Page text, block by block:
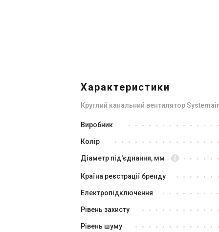
KV 150 M Sileo
7 220 грн 11 107 грн
В наявності
Акція
Характеристики
Круглий канальний вентилятор
Виробник
Колір
Діаметр під'єднання, мм
Країна реєстрації бренду
Електропідключення
Рівень захисту
Рівень шуму